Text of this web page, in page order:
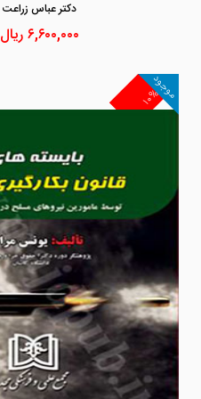
دكتر عباس زراعت
۶,۶۰۰,۰۰۰ریال
۱۰%
موجود